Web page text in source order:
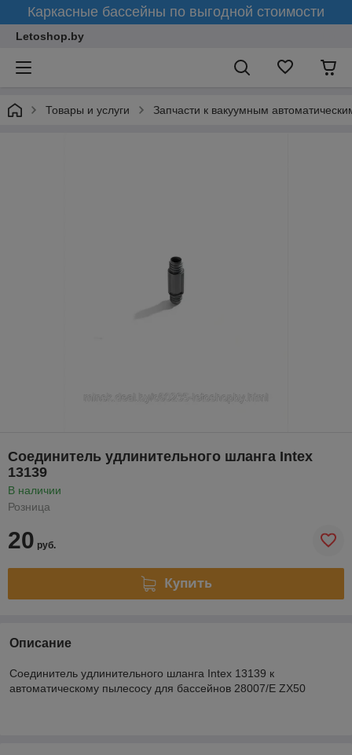
Каркасные бассейны по выгодной стоимости
Letoshop.by
Товары и услуги Запчасти к вакуумным
Соединитель удлинительного шланга Intex
13139
В наличии
Розница
20 руб.
Купить
Описание
Соединитель удлинительного шланга Intex 13139 к
автоматическому пылесосу для бассейнов 28007/E ZX50